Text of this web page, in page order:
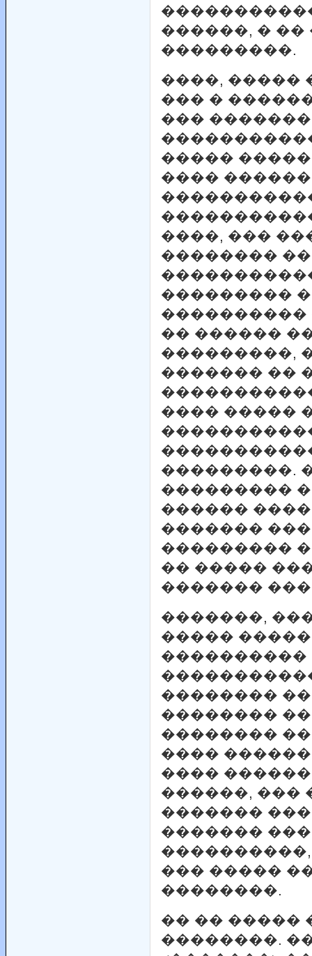
������, � ��
���������.
����, �����
��� �
���
�����
����
����, ���
��������
���������
����������
�� ������
���������,
������� ��
���� �����
���������.
���������
������
�������
���������
�� �����
�������
�������,
�����
����������
��������
��������
��������
����
����
������, ���
�������
�������
��� �����
��������.
�� �� �����
��������.